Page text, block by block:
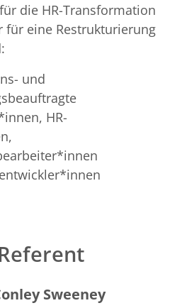
die HR-Transformation
für eine Restrukturierung
und
HR-
Sweeney